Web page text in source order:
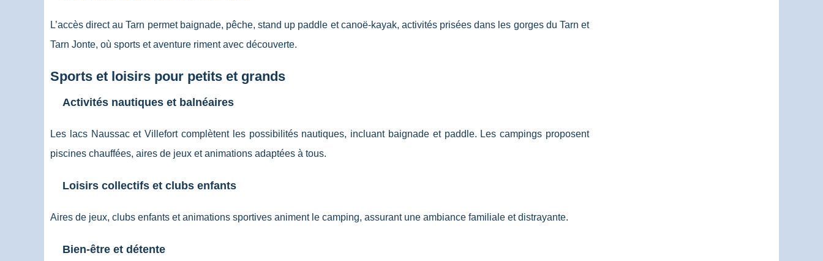
L’accès direct au Tarn permet baignade, pêche, stand up paddle et canoë-kayak, activités prisées dans les gorges du Tarn et
Tarn Jonte, où sports et aventure riment avec découverte.
Sports et loisirs pour petits et grands
Activités nautiques et balnéaires
Les lacs Naussac et Villefort complètent les possibilités nautiques, incluant baignade et paddle. Les campings proposent
piscines chauffées, aires de jeux et animations adaptées à tous.
Loisirs collectifs et clubs enfants
Aires de jeux, clubs enfants et animations sportives animent le camping, assurant une ambiance familiale et distrayante.
Bien-être et détente